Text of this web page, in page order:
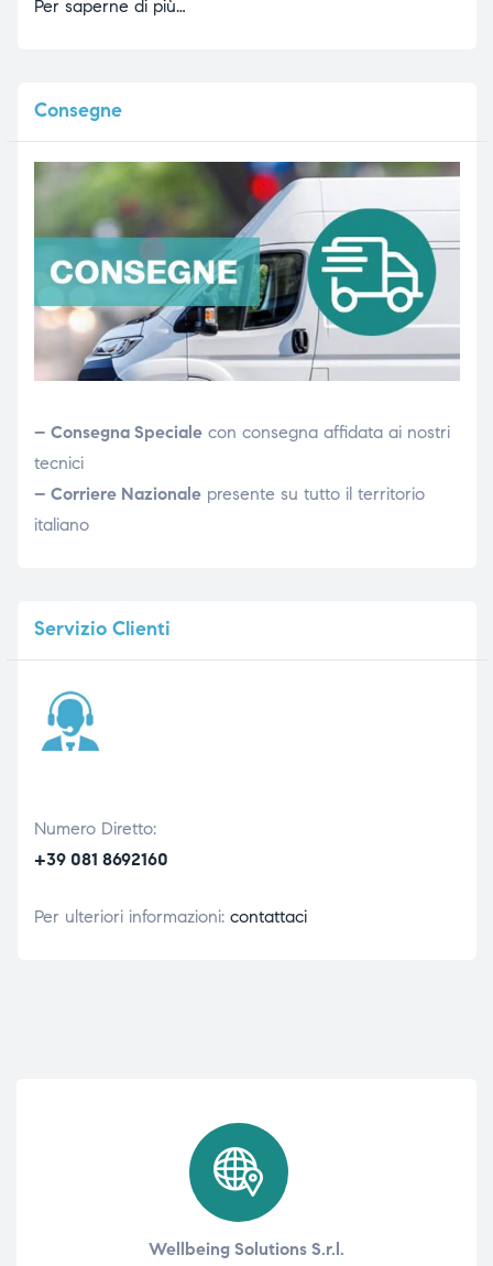
Per saperne di più…
Consegne
– Consegna Specialecon consegna affidata ai nostri
tecnici
– Corriere Nazionalepresente su tutto il territorio
italiano
ServizioClienti
Numero Diretto:
+39 081 8692160
Per ulteriori informazioni: contattaci
Wellbeing Solutions S.r.l.